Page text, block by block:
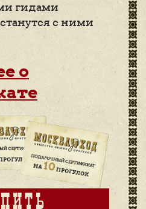
гидами
с ними
о